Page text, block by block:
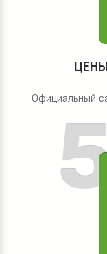
Официальный